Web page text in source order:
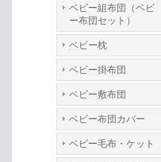
ベビー組布団（ベビ
ー布団セット）
ベビー枕
ベビー掛布団
ベビー敷布団
ベビー布団カバー
ベビー毛布・ケット